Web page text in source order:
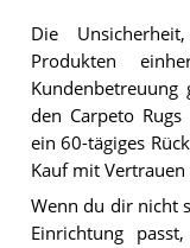
Die
Produkten
den Carpeto
ein 60-tägiges
Kauf mit
Wenn du dir nicht
Einrichtung